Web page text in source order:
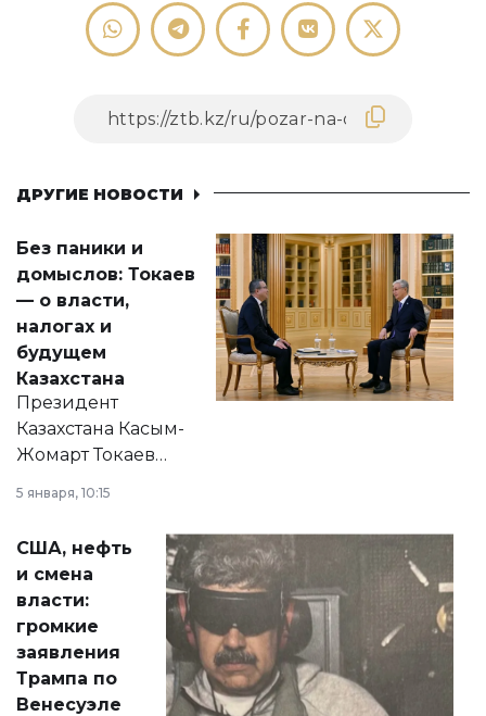
ДРУГИЕ НОВОСТИ
Без паники и
домыслов: Токаев
— о власти,
налогах и
будущем
Казахстана
Президент
Казахстана Касым-
Жомарт Токаев
сразу несколько
актуальных тем —
от слухов о
политических
реформах до
вопросов армии,
экономики и
личного здоровья.
5 января, 10:15
США, нефть
и смена
власти:
громкие
заявления
Трампа по
Венесуэле